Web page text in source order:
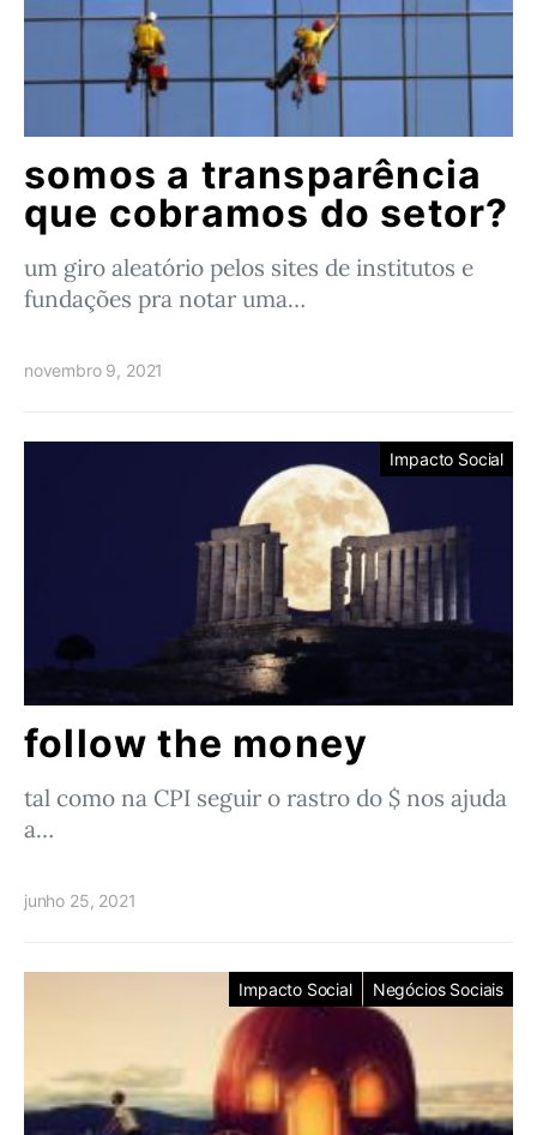
somos a transparência
que cobramos do setor?
um giro aleatório pelos sites de institutos e
fundações pra notar uma…
novembro 9, 2021
Impacto Social
follow the money
tal como na CPI seguir o rastro do $ nos ajuda
a…
junho 25, 2021
Impacto Social Negócios Sociais